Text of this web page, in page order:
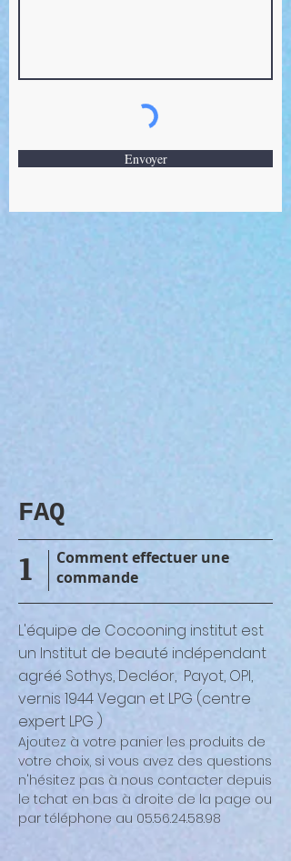
Envoyer
FAQ
1
​Comment effectuer une
commande
L'équipe de Cocooning institut est
un Institut de beauté indépendant
agréé Sothys, Decléor, Payot, OPI,
vernis 1944 Vegan et LPG (centre
expert LPG )
Ajoutez à votre panier les produits de
votre choix, si vous avez des questions
n'hésitez pas à nous contacter depuis
le tchat en bas à droite de la page ou
par téléphone au 05.56.24.58.98